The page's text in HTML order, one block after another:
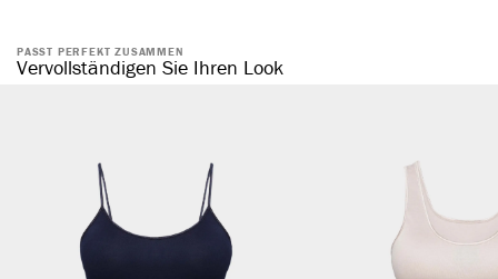
hochwertiger, feiner Bundabschluss
ohne störende Seitennähte
PASST PERFEKT ZUSAMMEN
Vervollständigen Sie Ihren Look